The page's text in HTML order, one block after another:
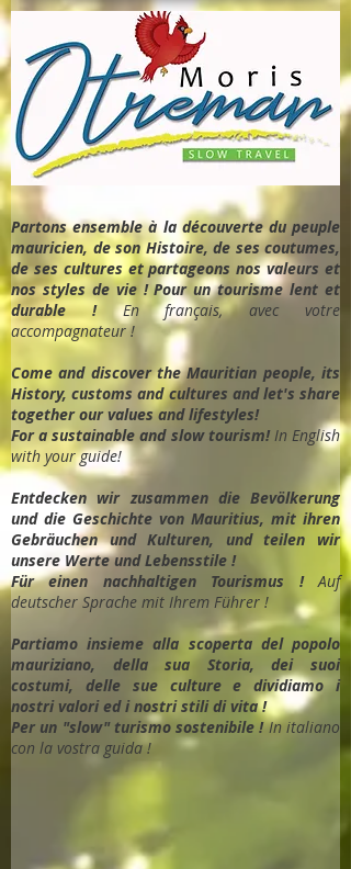
Partons ensemble à la découverte du peuple
mauricien, de son Histoire, de ses coutumes,
de ses cultures et partageons nos valeurs et
nos styles de vie ! Pour un tourisme lent et
durable !En français, avec votre
accompagnateur !
Come and discover the Mauritian people, its
History, customs and cultures and let's share
together our values and lifestyles!
For a sustainable and slow tourism! In English
with your guide!
Entdecken wir zusammen die Bevölkerung
und die Geschichte von Mauritius, mit ihren
Gebräuchen und Kulturen, und teilen wir
unsere Werte und Lebensstile !
Für einen nachhaltigen Tourismus !Auf
deutscher Sprache mit Ihrem Führer !
Partiamo insieme alla scoperta del popolo
mauriziano, della sua Storia, dei suoi
costumi, delle sue culture e dividiamo i
nostri valori ed i nostri stili di vita !
Per un "slow" turismo sostenibile !In italiano
con la vostra guida !